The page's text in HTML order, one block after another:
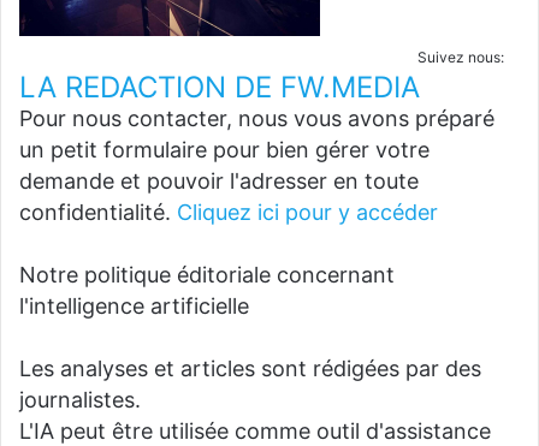
Suivez nous:
LA REDACTION DE FW.MEDIA
Pour nous contacter, nous vous avons préparé
un petit formulaire pour bien gérer votre
demande et pouvoir l'adresser en toute
confidentialité. Cliquez ici pour y accéder
Notre politique éditoriale concernant
l'intelligence artificielle
Les analyses et articles sont rédigées par des
journalistes.
L'IA peut être utilisée comme outil d'assistance